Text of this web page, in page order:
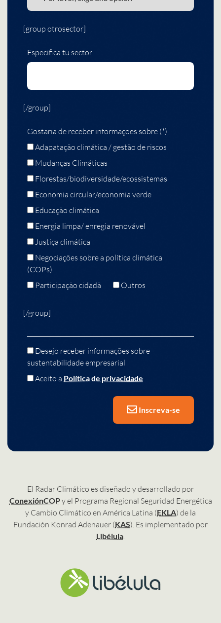
[group otrosector]
Especifica tu sector
[/group]
Gostaria de receber informações sobre (*)
Adapatação climática / gestão de riscos
Mudanças Climáticas
Florestas/biodiversidade/ecossistemas
Economia circular/economia verde
Educação climática
Energia limpa/ enregia renovável
Justiça climática
Negociações sobre a política climática
(COPs)
Participação cidadã
Outros
[/group]
Desejo receber informações sobre
sustentabilidade empresarial
Aceito a Política de privacidade
Inscreva-se
El Radar Climático es diseñado y desarrollado por
ConexiónCOPy el Programa Regional Seguridad Energética
y Cambio Climático en América Latina (EKLA) de la
Fundación Konrad Adenauer (KAS). Es implementado por
Libélula